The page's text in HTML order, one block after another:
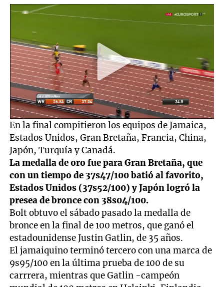
En la final compitieron los equipos de Jamaica,
Estados Unidos, Gran Bretaña, Francia, China,
Japón, Turquía y Canadá.
La medalla de oro fue para Gran Bretaña, que
con un tiempo de 37s47/100 batió al favorito,
Estados Unidos (37s52/100) y Japón logró la
presea de bronce con 38s04/100.
Bolt obtuvo el sábado pasado la medalla de
bronce en la final de 100 metros, que ganó el
estadounidense Justin Gatlin, de 35 años.
El jamaiquino terminó tercero con una marca de
9s95/100 en la última prueba de 100 de su
carrrera, mientras que Gatlin -campeón